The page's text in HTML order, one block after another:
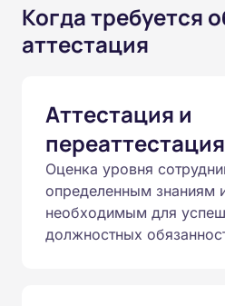
Когда требуется
аттестация
Аттестация и
переаттестация
Оценка уровня
определенным знаниям
необходимым для
должностных